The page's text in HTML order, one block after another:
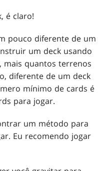
é claro!
pouco diferente de um
um deck usando
mais quantos terrenos
diferente de um deck
mínimo de cards é
para jogar.
um método para
Eu recomendo jogar